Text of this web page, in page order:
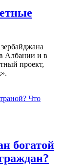
Албании и в
проект,
богатой